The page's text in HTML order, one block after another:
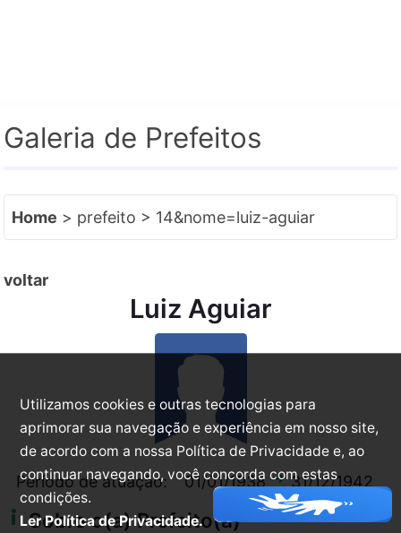
Utilizamos cookies e outras tecnologias para
aprimorar sua navegação e experiência em nosso site,
de acordo com a nossa Política de Privacidade e, ao
continuar navegando, você concorda com estas
condições.
Ler Política de Privacidade.
Galeria de Prefeitos
Home > prefeito > 14&nome=luiz-aguiar
voltar
Luiz Aguiar
Período de atuação: 01/01/1938arrow_right_alt31/12/1942
info_iSobre o(a) Prefeito(a)